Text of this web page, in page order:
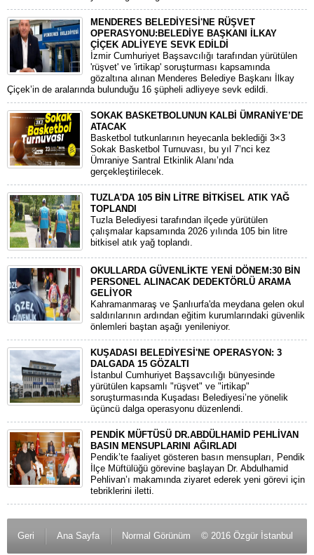
MENDERES BELEDİYESİ'NE RÜŞVET
OPERASYONU:BELEDİYE BAŞKANI İLKAY
ÇİÇEK ADLİYEYE SEVK EDİLDİ
​İzmir Cumhuriyet Başsavcılığı tarafından yürütülen
'rüşvet' ve 'irtikap' soruşturması kapsamında
gözaltına alınan Menderes Belediye Başkanı İlkay
Çiçek’in de aralarında bulunduğu 16 şüpheli adliyeye sevk edildi.
SOKAK BASKETBOLUNUN KALBİ ÜMRANİYE’DE
ATACAK
Basketbol tutkunlarının heyecanla beklediği 3×3
Sokak Basketbol Turnuvası, bu yıl 7’nci kez
Ümraniye Santral Etkinlik Alanı’nda
gerçekleştirilecek.
TUZLA'DA 105 BİN LİTRE BİTKİSEL ATIK YAĞ
TOPLANDI
Tuzla Belediyesi tarafından ilçede yürütülen
çalışmalar kapsamında 2026 yılında 105 bin litre
bitkisel atık yağ toplandı.
OKULLARDA GÜVENLİKTE YENİ DÖNEM:30 BİN
PERSONEL ALINACAK DEDEKTÖRLÜ ARAMA
GELİYOR
​Kahramanmaraş ve Şanlıurfa'da meydana gelen okul
saldırılarının ardından eğitim kurumlarındaki güvenlik
önlemleri baştan aşağı yenileniyor.
KUŞADASI BELEDİYESİ'NE OPERASYON: 3
DALGADA 15 GÖZALTI
​İstanbul Cumhuriyet Başsavcılığı bünyesinde
yürütülen kapsamlı "rüşvet" ve "irtikap"
soruşturmasında Kuşadası Belediyesi’ne yönelik
üçüncü dalga operasyonu düzenlendi.
PENDİK MÜFTÜSÜ DR.ABDÜLHAMİD PEHLİVAN
BASIN MENSUPLARINI AĞIRLADI
​Pendik’te faaliyet gösteren basın mensupları, Pendik
İlçe Müftülüğü görevine başlayan Dr. Abdulhamid
Pehlivan’ı makamında ziyaret ederek yeni görevi için
tebriklerini iletti.
Geri Ana Sayfa Normal Görünüm © 2016 Özgür İstanbul